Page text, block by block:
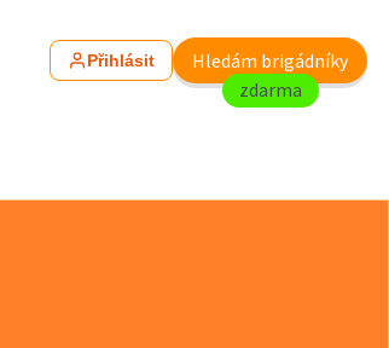
Přihlásit
Hledám brigádníky
zdarma